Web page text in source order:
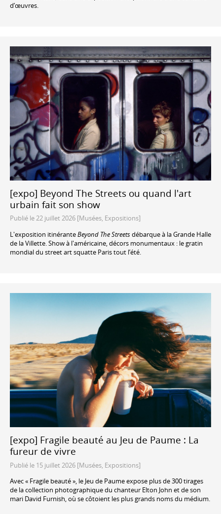
d’œuvres.
[expo] Beyond The Streets ou quand l'art
urbain fait son show
Publié le 22 juillet 2026 [Musées, Expositions]
L'exposition itinéranteBeyond The Streetsdébarque à la Grande Halle
de la Villette. Show à l'américaine, décors monumentaux : le gratin
mondial du street art squatte Paris tout l’été.
[expo] Fragile beauté au Jeu de Paume : La
fureur de vivre
Publié le 15 juillet 2026 [Musées, Expositions]
Avec « Fragile beauté », le Jeu de Paume expose plus de 300 tirages
de la collection photographique du chanteur Elton John et de son
mari David Furnish, où se côtoient les plus grands noms du médium.